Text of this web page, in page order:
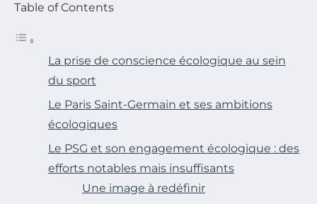
Table of Contents
La prise de conscience écologique au sein
du sport
Le Paris Saint-Germain et ses ambitions
écologiques
Le PSG et son engagement écologique : des
efforts notables mais insuffisants
Une image à redéfinir